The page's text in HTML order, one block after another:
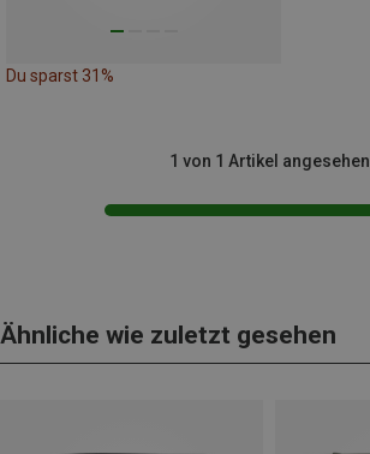
Du sparst 31%
1 von 1 Artikel angesehen
Ähnliche wie zuletzt gesehen